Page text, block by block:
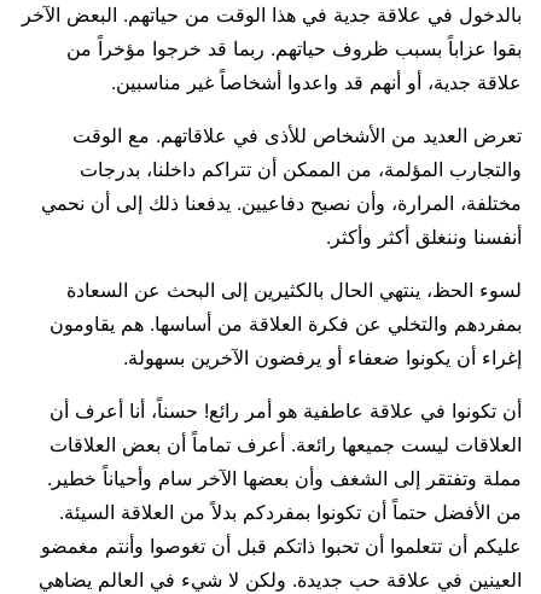
بالدخول في علاقة جدية في هذا الوقت من حياتهم. البعض الآخر
بقوا عزاباً بسبب ظروف حياتهم. ربما قد خرجوا مؤخراً من
علاقة جدية، أو أنهم قد واعدوا أشخاصاً غير مناسبين.
تعرض العديد من الأشخاص للأذى في علاقاتهم. مع الوقت
والتجارب المؤلمة، من الممكن أن تتراكم داخلنا، بدرجات
مختلفة، المرارة، وأن نصبح دفاعيين. يدفعنا ذلك إلى أن نحمي
أنفسنا وننغلق أكثر وأكثر.
لسوء الحظ، ينتهي الحال بالكثيرين إلى البحث عن السعادة
بمفردهم والتخلي عن فكرة العلاقة من أساسها. هم يقاومون
إغراء أن يكونوا ضعفاء أو يرفضون الآخرين بسهولة.
أن تكونوا في علاقة عاطفية هو أمر رائع! حسناً، أنا أعرف أن
العلاقات ليست جميعها رائعة. أعرف تماماً أن بعض العلاقات
مملة وتفتقر إلى الشغف وأن بعضها الآخر سام وأحياناً خطير.
من الأفضل حتماً أن تكونوا بمفردكم بدلاً من العلاقة السيئة.
عليكم أن تتعلموا أن تحبوا ذاتكم قبل أن تغوصوا وأنتم مغمضو
العينين في علاقة حب جديدة. ولكن لا شيء في العالم يضاهي